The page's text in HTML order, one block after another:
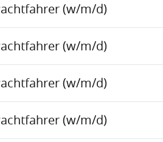
(w/m/d)
(w/m/d)
(w/m/d)
(w/m/d)